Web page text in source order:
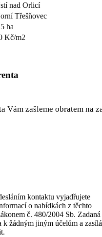
nad Orlicí
Třešňovec
ha
Kč/m2
Vám zašleme obratem na
kontaktu vyjadřujete
o nabídkách z těchto
č. 480/2004 Sb. Zadaná
k žádným jiným účelům a